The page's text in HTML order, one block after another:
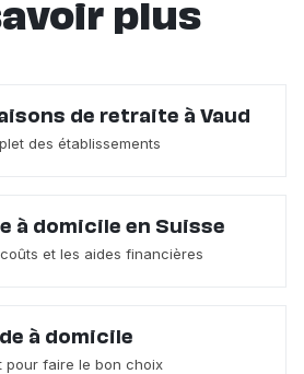
plus
de retraite à Vaud
des établissements
à domicile en Suisse
et les aides financières
à domicile
pour faire le bon choix